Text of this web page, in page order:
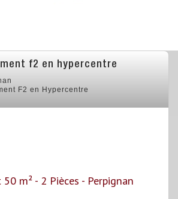
f2 en hypercentre
F2 en Hypercentre
m² - 2 Pièces - Perpignan